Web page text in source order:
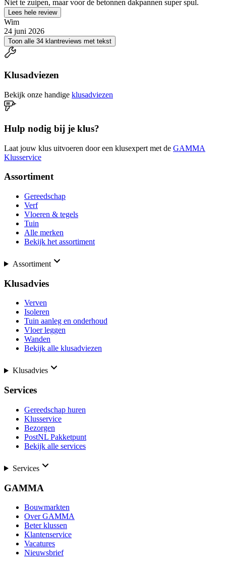
Niet te zuipen, maar voor de betonnen dakpannen super spul.
Lees hele review
Wim
24 juni 2026
Toon alle 34 klantreviews met tekst
Klusadviezen
Bekijk onze handige klusadviezen
Hulp nodig bij je klus?
Laat jouw klus uitvoeren door een klusexpert met de GAMMA
Klusservice
Assortiment
Gereedschap
Verf
Vloeren & tegels
Tuin
Alle merken
Bekijk het assortiment
Assortiment
Klusadvies
Verven
Isoleren
Tuin aanleg en onderhoud
Vloer leggen
Wanden
Bekijk alle klusadviezen
Klusadvies
Services
Gereedschap huren
Klusservice
Bezorgen
PostNL Pakketpunt
Bekijk alle services
Services
GAMMA
Bouwmarkten
Over GAMMA
Beter klussen
Klantenservice
Vacatures
Nieuwsbrief